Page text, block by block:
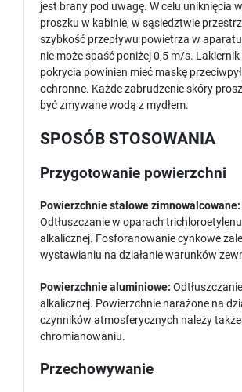
jest brany pod uwagę. W celu uniknięcia
proszku w kabinie, w sąsiedztwie
szybkość przepływu powietrza w
nie może spaść poniżej 0,5 m/s.
pokrycia powinien mieć maskę
ochronne. Każde zabrudzenie skóry
być zmywane wodą z mydłem.
SPOSÓB STOSOWANIA
Przygotowanie powierzchni
Powierzchnie stalowe zimnowalcowane:
Odtłuszczanie w oparach
alkalicznej. Fosforanowanie cynkowe
wystawianiu na działanie warunków
Powierzchnie aluminiowe:
alkalicznej. Powierzchnie narażone na
czynników atmosferycznych należy
chromianowaniu.
Przechowywanie